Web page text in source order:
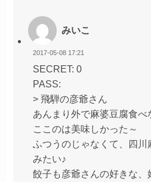
みいこ
2017-05-08 17:21
SECRET: 0
PASS:
> 飛騨の彦爺さん
あんまり外で麻婆豆腐食べ
ここのは美味しかった～
ふつうのじゃなくて、四川
みたい♪
餃子も彦爺さんの好きな、